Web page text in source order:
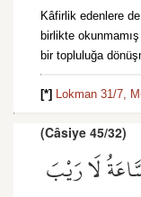
Kâfirlik edenlere
birlikte
bir topluluğa
[*] Lokman 31/7,
(Câsiye 45/32)
لَا رَيْبَ